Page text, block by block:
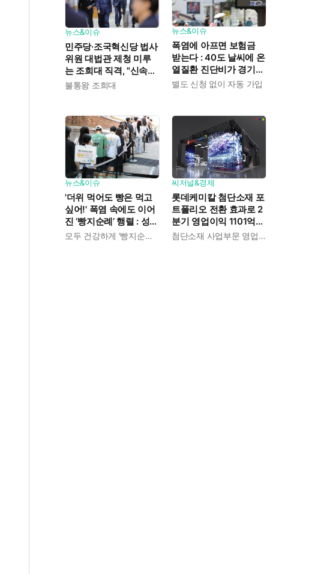
뉴스&이슈
민주당·조국혁신당 법사
위원 대법관 제청 미루
는 조희대 직격, "신속한
재판 약속도 저버려"
불통왕 조희대
뉴스&이슈
폭염에 아프면 보험금
받는다 : 40도 날씨에 온
열질환 진단비가 경기도
민에게 주어진다
별도 신청 없이 자동 가입
뉴스&이슈
'더위 먹어도 빵은 먹고
싶어!' 폭염 속에도 이어
진 ‘빵지순례’ 행렬 : 성심
당이 대기 손님 위해 준모두 건강하게 '빵지순례' 마치시길.
씨저널&경제
롯데케미칼 첨단소재 포
트폴리오 전환 효과로 2
분기 영업이익 1101억
흑자전환 : 대산·여수 사첨단소재 사업부문 영업이익 1325억 원